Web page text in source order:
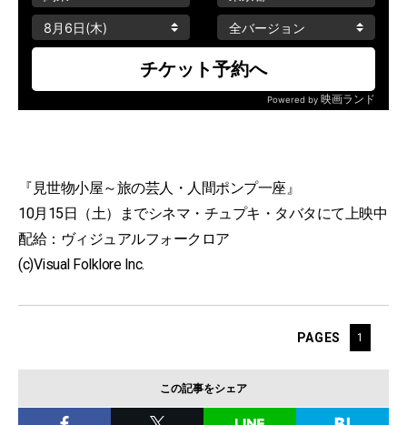
『見世物小屋～旅の芸人・人間ポンプ一座』
10月15日（土）までシネマ・チュプキ・タバタにて上映中
配給：ヴィジュアルフォークロア
(c)Visual Folklore Inc.
PAGES 1
この記事をシェア